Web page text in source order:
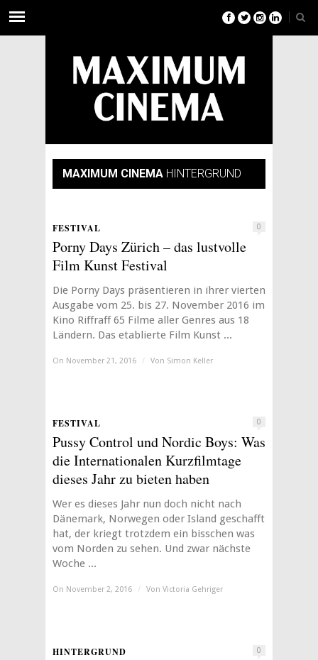
MAXIMUM CINEMA HINTERGRUND
FESTIVAL 0
Porny Days Zürich – das lustvolle
Film Kunst Festival
Die Porny Days präsentieren in ihrer vierten
Ausgabe vom 25. bis 27. November 2016 im
Kino Riffraff 65 Filme aller Genres aus 18
Ländern. Das etablierte Film Kunst ...
On November 21, 2016 / Von Simon Keller
FESTIVAL 0
Pussy Control und Nordic Boys: Was
die Internationalen Kurzfilmtage
dieses Jahr zu bieten haben
Wer es dieses Jahr nun doch nicht nach
Dänemark, Norwegen oder Island geschafft
hat, der kriegt trotzdem ein bisschen was
vom Norden zu sehen. Und zwar nächste
Woche ...
On November 2, 2016 / Von Victoria Gehriger
HINTERGRUND 0